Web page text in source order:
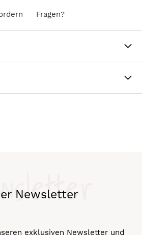
Fragen?
Newsletter
exklusiven Newsletter und